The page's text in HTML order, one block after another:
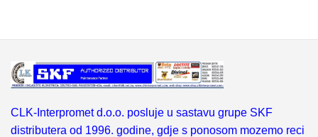
CLK-Interpromet d.o.o. posluje u sastavu grupe SKF
distributera od 1996. godine, gdje s ponosom mozemo reci